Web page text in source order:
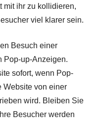
mit ihr zu kollidieren,
viel klarer sein.
Besuch einer
Pop-up-Anzeigen.
sofort, wenn Pop-
Website von einer
wird. Bleiben Sie
Besucher werden